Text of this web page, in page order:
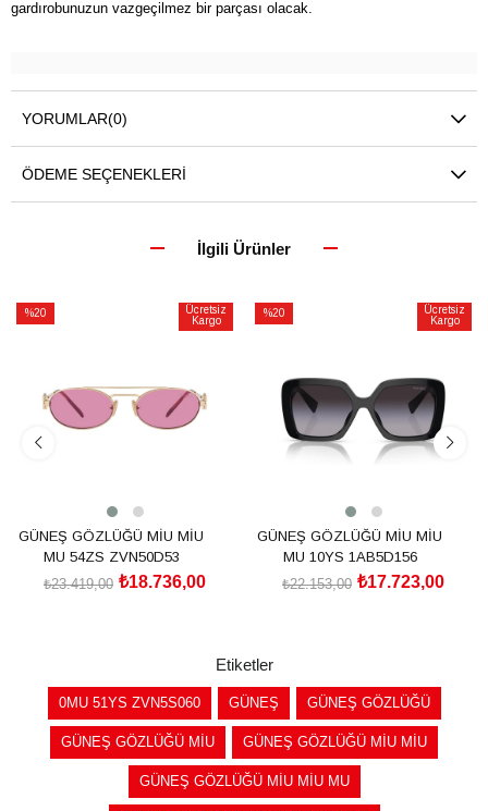
gardırobunuzun vazgeçilmez bir parçası olacak.
YORUMLAR(0)
ÖDEME SEÇENEKLERI
İlgili Ürünler
%20
Ücretsiz
Kargo
GÜNEŞ GÖZLÜĞÜ MİU MİU
MU 54ZS ZVN50D53
₺18.736,00
₺23.419,00
%20
Ücretsiz
Kargo
GÜNEŞ GÖZLÜĞÜ MİU MİU
MU 10YS 1AB5D156
₺17.723,00
₺22.153,00
Etiketler
0MU 51YS ZVN5S060 GÜNEŞ GÜNEŞ GÖZLÜĞÜ
GÜNEŞ GÖZLÜĞÜ MİU GÜNEŞ GÖZLÜĞÜ MİU MİU
GÜNEŞ GÖZLÜĞÜ MİU MİU MU